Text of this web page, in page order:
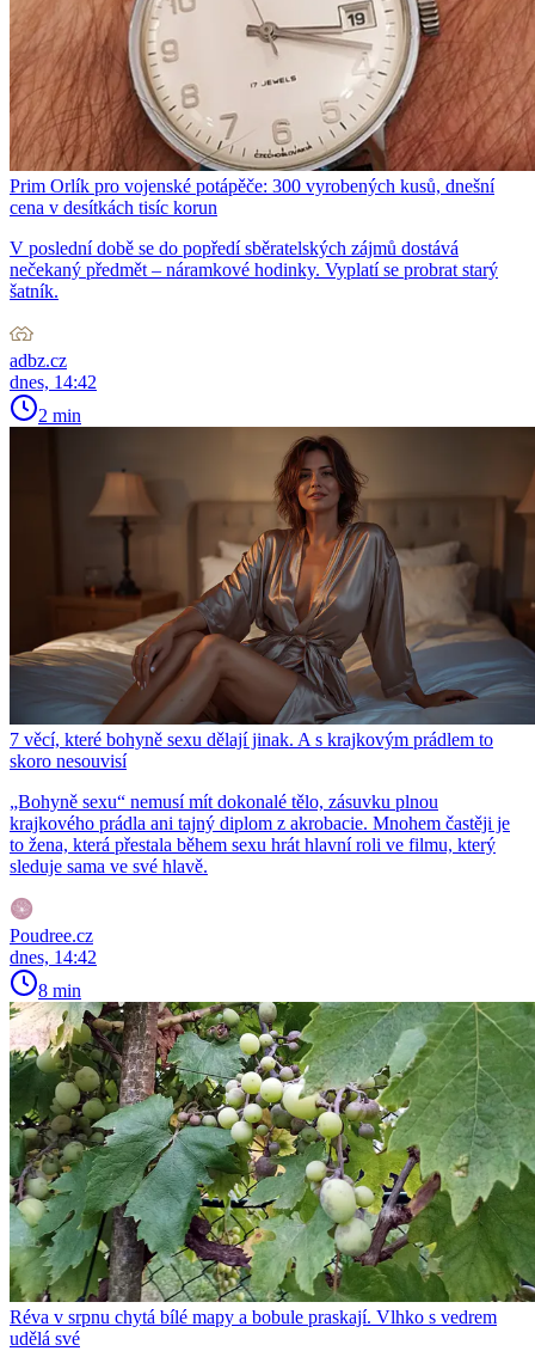
Prim Orlík pro vojenské potápěče: 300 vyrobených kusů, dnešní
cena v desítkách tisíc korun
V poslední době se do popředí sběratelských zájmů dostává
nečekaný předmět – náramkové hodinky. Vyplatí se probrat starý
šatník.
adbz.cz
dnes, 14:42
2 min
7 věcí, které bohyně sexu dělají jinak. A s krajkovým prádlem to
skoro nesouvisí
„Bohyně sexu“ nemusí mít dokonalé tělo, zásuvku plnou
krajkového prádla ani tajný diplom z akrobacie. Mnohem častěji je
to žena, která přestala během sexu hrát hlavní roli ve filmu, který
sleduje sama ve své hlavě.
Poudree.cz
dnes, 14:42
8 min
Réva v srpnu chytá bílé mapy a bobule praskají. Vlhko s vedrem
udělá své